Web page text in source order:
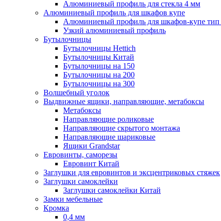
Алюминиевый профиль для стекла 4 мм
Алюминиевый профиль для шкафов купе
Алюминиевый профиль для шкафов-купе
Узкий алюминиевый профиль
Бутылочницы
Бутылочницы Hettich
Бутылочницы Китай
Бутылочницы на 150
Бутылочницы на 200
Бутылочницы на 300
Волшебный уголок
Выдвижные ящики, направляющие, метабоксы
Метабоксы
Направляющие роликовые
Направляющие скрытого монтажа
Направляющие шариковые
Ящики Grandstar
Евровинты, саморезы
Евровинт Китай
Заглушки для евровинтов и эксцентриковых стяжек
Заглушки самоклейки
Заглушки самоклейки Китай
Замки мебельные
Кромка
0,4 мм